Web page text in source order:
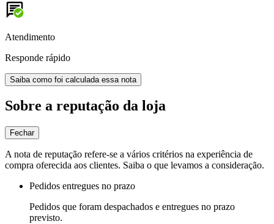
Atendimento
Responde rápido
Saiba como foi calculada essa nota
Sobre a reputação da loja
Fechar
A nota de reputação refere-se a vários critérios na experiência de
compra oferecida aos clientes. Saiba o que levamos a consideração.
Pedidos entregues no prazo
Pedidos que foram despachados e entregues no prazo
previsto.